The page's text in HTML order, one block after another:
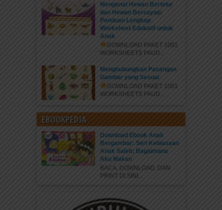
Mengenal Hewan Bertelur
dan Hewan Bersayap:
Panduan Lengkap
Worksheet Edukatif untuk
Anak
DOWNLOAD PAKET 1001
WORKSHEETS PAUD...
Menghubungkan Pasangan
Gambar yang Sesuai
DOWNLOAD PAKET 1001
WORKSHEETS PAUD...
EBOOKPEDIA
Download Ebook Anak
Bergambar: Seri Kebiasaan
Anak Saleh; Bagaimana
Aku Makan
BACA, DOWNLOAD, DAN
PRINT DI SINI...